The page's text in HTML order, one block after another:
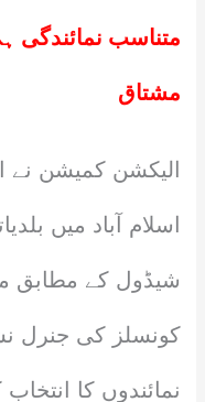
متناسب نمائندگی
مشتاق
الیکشن کمیشن نے
اسلام آباد میں
شیڈول کے مطابق
کونسلز کی جنرل
نمائندوں کا